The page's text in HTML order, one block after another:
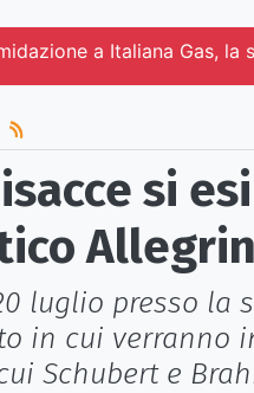
a Italiana Gas, la
si
luglio presso la
in cui verranno
Schubert e